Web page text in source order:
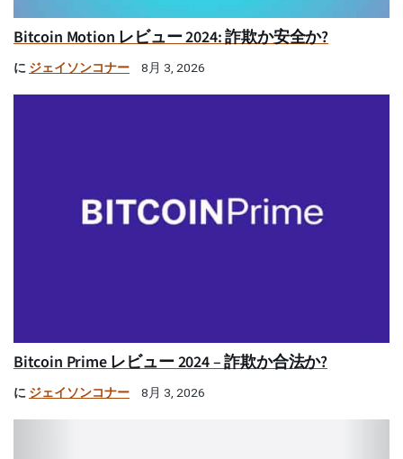
Bitcoin Motion レビュー 2024: 詐欺か安全か?
に ジェイソンコナー 8月 3, 2026
Bitcoin Prime レビュー 2024 – 詐欺か合法か?
に ジェイソンコナー 8月 3, 2026